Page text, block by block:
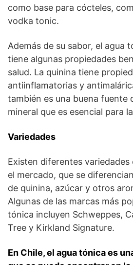
como base para cócteles,
vodka tonic.
Además de su sabor, el agua
tiene algunas propiedades
salud. La quinina tiene
antiinflamatorias y
también es una buena fuente
mineral que es esencial para
Variedades
Existen diferentes variedades
el mercado, que se
de quinina, azúcar y otros
Algunas de las marcas más
tónica incluyen Schweppes,
Tree y Kirkland Signature.
En Chile, el agua tónica es